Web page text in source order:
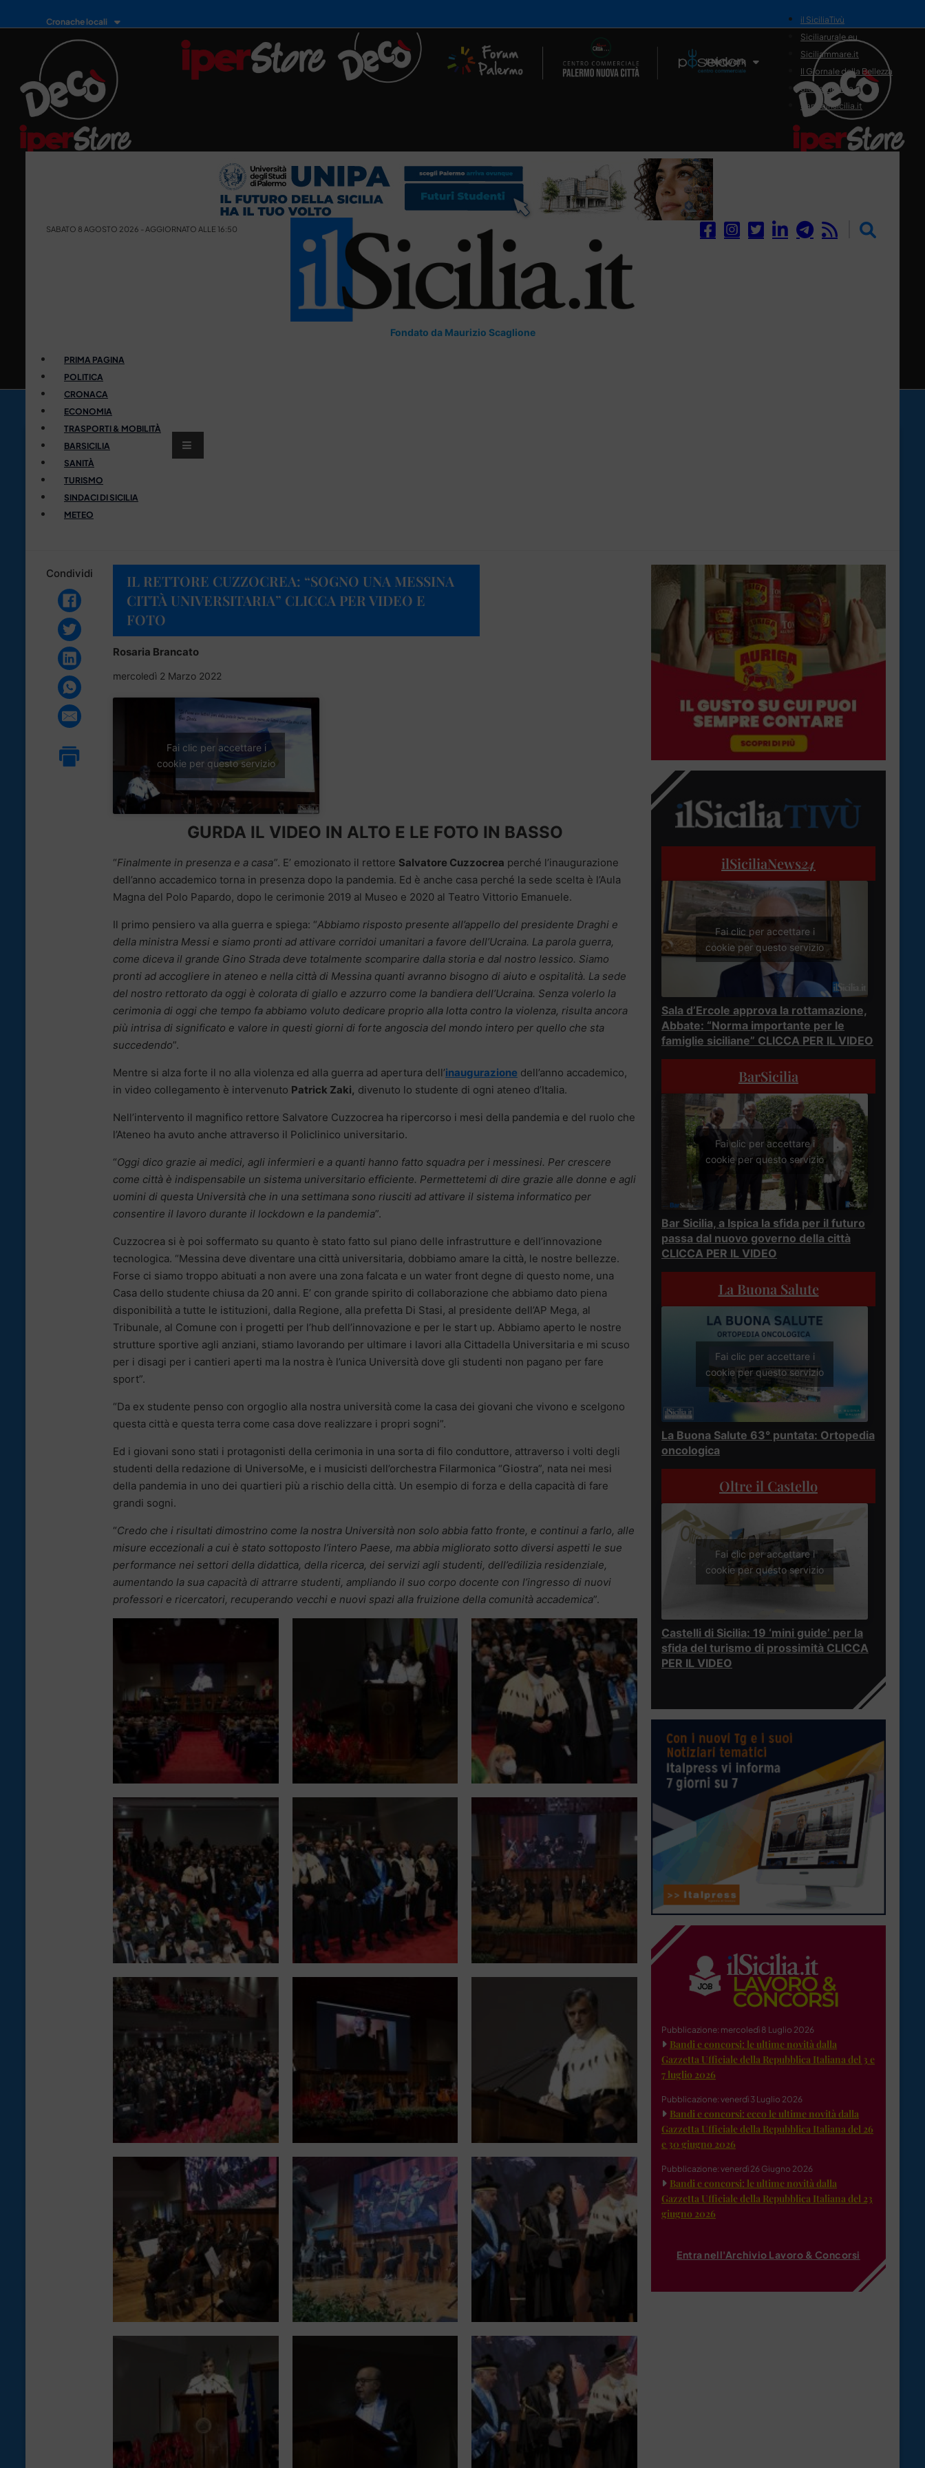
Cronache locali
Il Network
il SiciliaTivù
Siciliarurale.eu
Siciliammare.it
Il Giornale della Bellezza
Siciliamedica.it
Sanitainsicilia.it
SABATO 8 AGOSTO 2026 - AGGIORNATO ALLE 16:50
Fondato da Maurizio Scaglione
PRIMA PAGINA
POLITICA
CRONACA
ECONOMIA
TRASPORTI & MOBILITÀ
BARSICILIA
SANITÀ
TURISMO
SINDACI DI SICILIA
METEO
Condividi
IL RETTORE CUZZOCREA: “SOGNO UNA MESSINA
CITTÀ UNIVERSITARIA” CLICCA PER VIDEO E
FOTO
Rosaria Brancato
mercoledì 2 Marzo 2022
Fai clic per accettare i
cookie per questo servizio
GURDA IL VIDEO IN ALTO E LE FOTO IN BASSO
“Finalmente in presenza e a casa”. E’ emozionato il rettore Salvatore Cuzzocrea perché l’inaugurazione
dell’anno accademico torna in presenza dopo la pandemia. Ed è anche casa perché la sede scelta è l’Aula
Magna del Polo Papardo, dopo le cerimonie 2019 al Museo e 2020 al Teatro Vittorio Emanuele.
Il primo pensiero va alla guerra e spiega: “Abbiamo risposto presente all’appello del presidente Draghi e
della ministra Messi e siamo pronti ad attivare corridoi umanitari a favore dell’Ucraina. La parola guerra,
come diceva il grande Gino Strada deve totalmente scomparire dalla storia e dal nostro lessico. Siamo
pronti ad accogliere in ateneo e nella città di Messina quanti avranno bisogno di aiuto e ospitalità. La sede
del nostro rettorato da oggi è colorata di giallo e azzurro come la bandiera dell’Ucraina. Senza volerlo la
cerimonia di oggi che tempo fa abbiamo voluto dedicare proprio alla lotta contro la violenza, risulta ancora
più intrisa di significato e valore in questi giorni di forte angoscia del mondo intero per quello che sta
succedendo”.
Mentre si alza forte il no alla violenza ed alla guerra ad apertura dell’inaugurazione dell’anno accademico,
in video collegamento è intervenuto Patrick Zaki, divenuto lo studente di ogni ateneo d’Italia.
Nell’intervento il magnifico rettore Salvatore Cuzzocrea ha ripercorso i mesi della pandemia e del ruolo che
l’Ateneo ha avuto anche attraverso il Policlinico universitario.
“Oggi dico grazie ai medici, agli infermieri e a quanti hanno fatto squadra per i messinesi. Per crescere
come città è indispensabile un sistema universitario efficiente. Permettetemi di dire grazie alle donne e agli
uomini di questa Università che in una settimana sono riusciti ad attivare il sistema informatico per
consentire il lavoro durante il lockdown e la pandemia”.
Cuzzocrea si è poi soffermato su quanto è stato fatto sul piano delle infrastrutture e dell’innovazione
tecnologica. “Messina deve diventare una città universitaria, dobbiamo amare la città, le nostre bellezze.
Forse ci siamo troppo abituati a non avere una zona falcata e un water front degne di questo nome, una
Casa dello studente chiusa da 20 anni. E’ con grande spirito di collaborazione che abbiamo dato piena
disponibilità a tutte le istituzioni, dalla Regione, alla prefetta Di Stasi, al presidente dell’AP Mega, al
Tribunale, al Comune con i progetti per l’hub dell’innovazione e per le start up. Abbiamo aperto le nostre
strutture sportive agli anziani, stiamo lavorando per ultimare i lavori alla Cittadella Universitaria e mi scuso
per i disagi per i cantieri aperti ma la nostra è l’unica Università dove gli studenti non pagano per fare
sport”.
“Da ex studente penso con orgoglio alla nostra università come la casa dei giovani che vivono e scelgono
questa città e questa terra come casa dove realizzare i propri sogni”.
Ed i giovani sono stati i protagonisti della cerimonia in una sorta di filo conduttore, attraverso i volti degli
studenti della redazione di UniversoMe, e i musicisti dell’orchestra Filarmonica “Giostra”, nata nei mesi
della pandemia in uno dei quartieri più a rischio della città. Un esempio di forza e della capacità di fare
grandi sogni.
“Credo che i risultati dimostrino come la nostra Università non solo abbia fatto fronte, e continui a farlo, alle
misure eccezionali a cui è stato sottoposto l’intero Paese, ma abbia migliorato sotto diversi aspetti le sue
performance nei settori della didattica, della ricerca, dei servizi agli studenti, dell’edilizia residenziale,
aumentando la sua capacità di attrarre studenti, ampliando il suo corpo docente con l’ingresso di nuovi
professori e ricercatori, recuperando vecchi e nuovi spazi alla fruizione della comunità accademica”.
ilSiciliaNews24
Fai clic per accettare i
cookie per questo servizio
Sala d’Ercole approva la rottamazione,
Abbate: “Norma importante per le
famiglie siciliane” CLICCA PER IL VIDEO
BarSicilia
Fai clic per accettare i
cookie per questo servizio
Bar Sicilia, a Ispica la sfida per il futuro
passa dal nuovo governo della città
CLICCA PER IL VIDEO
La Buona Salute
Fai clic per accettare i
cookie per questo servizio
La Buona Salute 63° puntata: Ortopedia
oncologica
Oltre il Castello
Fai clic per accettare i
cookie per questo servizio
Castelli di Sicilia: 19 ‘mini guide’ per la
sfida del turismo di prossimità CLICCA
PER IL VIDEO
Pubblicazione: mercoledì 8 Luglio 2026
Bandi e concorsi: le ultime novità dalla
Gazzetta Ufficiale della Repubblica Italiana del 3 e
7 luglio 2026
Pubblicazione: venerdì 3 Luglio 2026
Bandi e concorsi: ecco le ultime novità dalla
Gazzetta Ufficiale della Repubblica Italiana del 26
e 30 giugno 2026
Pubblicazione: venerdì 26 Giugno 2026
Bandi e concorsi: le ultime novità dalla
Gazzetta Ufficiale della Repubblica Italiana del 23
giugno 2026
Entra nell'Archivio Lavoro & Concorsi